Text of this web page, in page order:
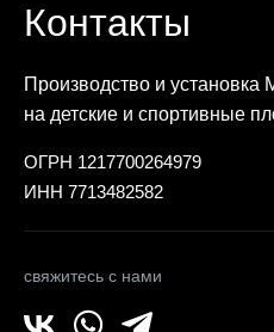
Производство и установка
на детские и спортивные
ОГРН 1217700264979
ИНН 7713482582
свяжитесь с нами
Контакты